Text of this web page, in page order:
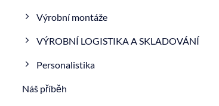
Výrobní montáže
VÝROBNÍ LOGISTIKA A SKLADOVÁNÍ
Personalistika
Náš příběh